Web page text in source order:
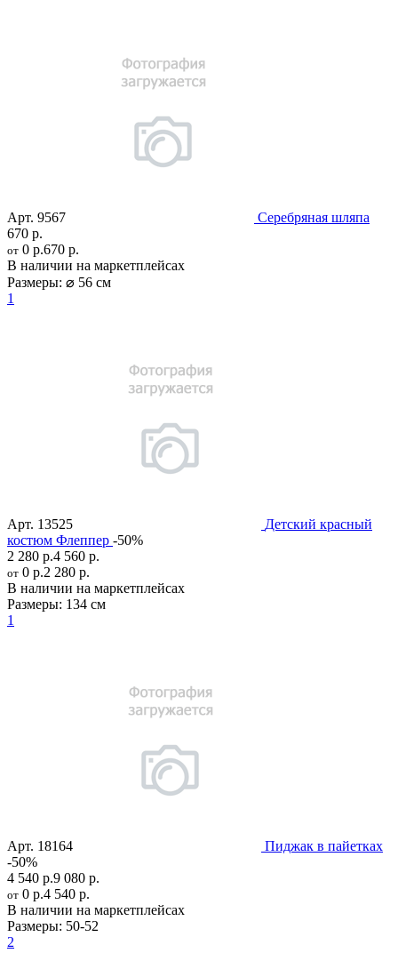
Арт. 9567
Серебряная шляпа
670 р.
от 0 р.670 р.
В наличии на маркетплейсах
Размеры: ⌀ 56 см
1
Арт. 13525
Детский красный
костюм Флеппер -50%
2 280 р.4 560 р.
от 0 р.2 280 р.
В наличии на маркетплейсах
Размеры: 134 см
1
Арт. 18164
Пиджак в пайетках
-50%
4 540 р.9 080 р.
от 0 р.4 540 р.
В наличии на маркетплейсах
Размеры: 50-52
2